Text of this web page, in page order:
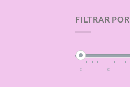
FILTRAR POR
0 0